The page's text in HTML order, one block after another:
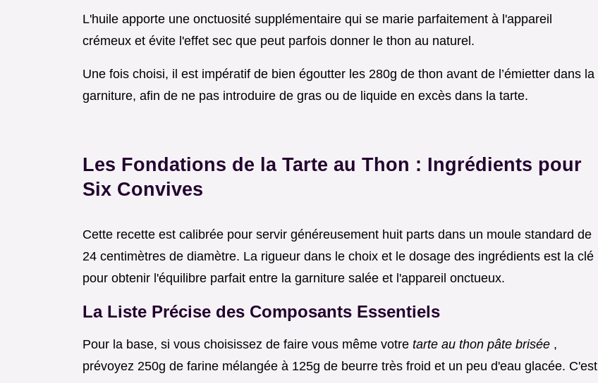
L'huile apporte une onctuosité supplémentaire qui se marie parfaitement à l'appareil
crémeux et évite l'effet sec que peut parfois donner le thon au naturel.
Une fois choisi, il est impératif de bien égoutter les 280g de thon avant de l’émietter dans la
garniture, afin de ne pas introduire de gras ou de liquide en excès dans la tarte.
Les Fondations de la Tarte au Thon : Ingrédients pour
Six Convives
Cette recette est calibrée pour servir généreusement huit parts dans un moule standard de
24 centimètres de diamètre. La rigueur dans le choix et le dosage des ingrédients est la clé
pour obtenir l'équilibre parfait entre la garniture salée et l'appareil onctueux.
La Liste Précise des Composants Essentiels
Pour la base, si vous choisissez de faire vous même votre tarte au thon pâte brisée ,
prévoyez 250g de farine mélangée à 125g de beurre très froid et un peu d'eau glacée. C'est